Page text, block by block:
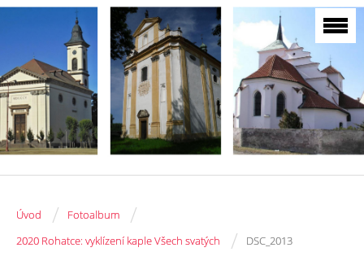
Úvod / Fotoalbum /
2020 Rohatce: vyklízení kaple Všech svatých / DSC_2013